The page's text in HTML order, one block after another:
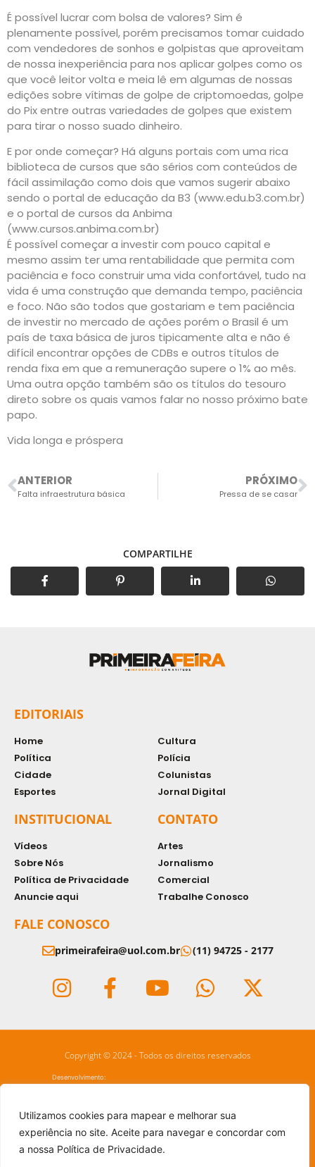
Utilizamos cookies para mapear e melhorar sua
experiência no site. Aceite para navegar e concordar com
a nossa Política de Privacidade.
É possível lucrar com bolsa de valores? Sim é
plenamente possível, porém precisamos tomar cuidado
com vendedores de sonhos e golpistas que aproveitam
de nossa inexperiência para nos aplicar golpes como os
que você leitor volta e meia lê em algumas de nossas
edições sobre vítimas de golpe de criptomoedas, golpe
do Pix entre outras variedades de golpes que existem
para tirar o nosso suado dinheiro.
E por onde começar? Há alguns portais com uma rica
biblioteca de cursos que são sérios com conteúdos de
fácil assimilação como dois que vamos sugerir abaixo
sendo o portal de educação da B3 (www.edu.b3.com.br)
e o portal de cursos da Anbima
(www.cursos.anbima.com.br)
É possível começar a investir com pouco capital e
mesmo assim ter uma rentabilidade que permita com
paciência e foco construir uma vida confortável, tudo na
vida é uma construção que demanda tempo, paciência
e foco. Não são todos que gostariam e tem paciência
de investir no mercado de ações porém o Brasil é um
país de taxa básica de juros tipicamente alta e não é
difícil encontrar opções de CDBs e outros títulos de
renda fixa em que a remuneração supere o 1% ao mês.
Uma outra opção também são os títulos do tesouro
direto sobre os quais vamos falar no nosso próximo bate
papo.
Vida longa e próspera
ANTERIOR
Falta infraestrutura básica
PRÓXIMO
Pressa de se casar
COMPARTILHE
EDITORIAIS
Home
Política
Cidade
Esportes
Cultura
Polícia
Colunistas
Jornal Digital
INSTITUCIONAL
Vídeos
Sobre Nós
Política de Privacidade
Anuncie aqui
CONTATO
Artes
Jornalismo
Comercial
Trabalhe Conosco
FALE CONOSCO
primeirafeira@uol.com.br (11) 94725 - 2177
Copyright © 2024 - Todos os direitos reservados
Desenvolvimento: